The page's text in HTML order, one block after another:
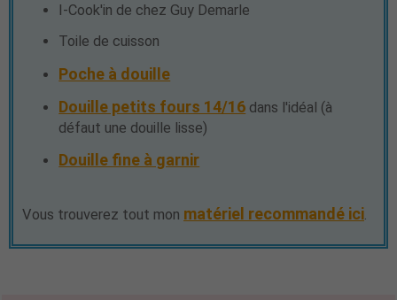
I-Cook'in de chez Guy Demarle
Toile de cuisson
Poche à douille
Douille petits fours 14/16 dans l'idéal (à
défaut une douille lisse)
Douille fine à garnir
Vous trouverez tout mon matériel recommandé ici